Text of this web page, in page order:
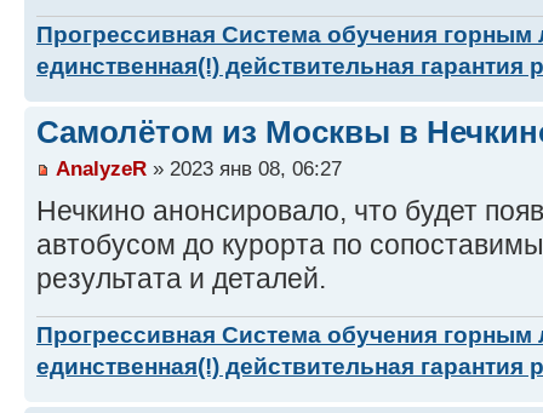
Прогрессивная Система обучения
единственная(!) действительная гарантия
Самолётом из Москвы в
AnalyzeR » 2023 янв 08, 06:27
Нечкино анонсировало, что будет
автобусом до курорта по
результата и деталей.
Прогрессивная Система обучения
единственная(!) действительная гарантия